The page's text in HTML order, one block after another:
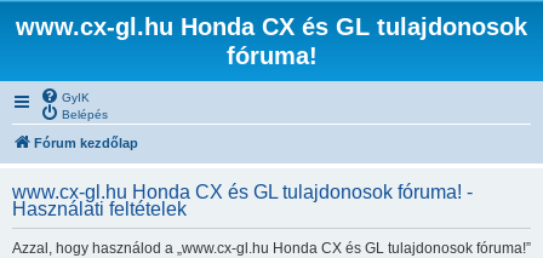
www.cx-gl.hu Honda CX és GL tulajdonosok
fóruma!
GyIK
Belépés
Fórum kezdőlap
www.cx-gl.hu Honda CX és GL tulajdonosok fóruma! -
Használati feltételek
Azzal, hogy használod a „www.cx-gl.hu Honda CX és GL tulajdonosok fóruma!”